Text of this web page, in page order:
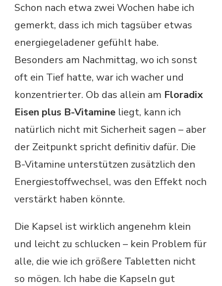
Schon nach etwa zwei Wochen habe ich
gemerkt, dass ich mich tagsüber etwas
energiegeladener gefühlt habe.
Besonders am Nachmittag, wo ich sonst
oft ein Tief hatte, war ich wacher und
konzentrierter. Ob das allein am Floradix
Eisen plus B-Vitamine liegt, kann ich
natürlich nicht mit Sicherheit sagen – aber
der Zeitpunkt spricht definitiv dafür. Die
B-Vitamine unterstützen zusätzlich den
Energiestoffwechsel, was den Effekt noch
verstärkt haben könnte.
Die Kapsel ist wirklich angenehm klein
und leicht zu schlucken – kein Problem für
alle, die wie ich größere Tabletten nicht
so mögen. Ich habe die Kapseln gut